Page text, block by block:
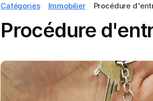
Catégories Immobilier Procédure
Procédure